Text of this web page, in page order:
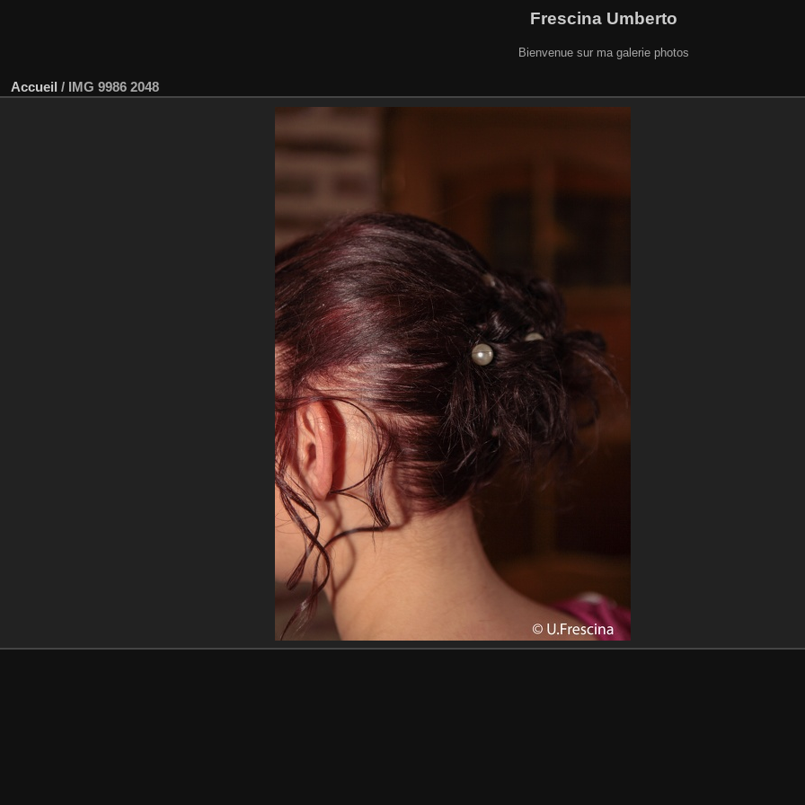
Frescina Umberto
Bienvenue sur ma galerie photos
Accueil / IMG 9986 2048